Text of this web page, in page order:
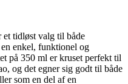
et tidløst valg til både
enkel, funktionel og
på 350 ml er kruset perfekt til
og det egner sig godt til både
som en del af en